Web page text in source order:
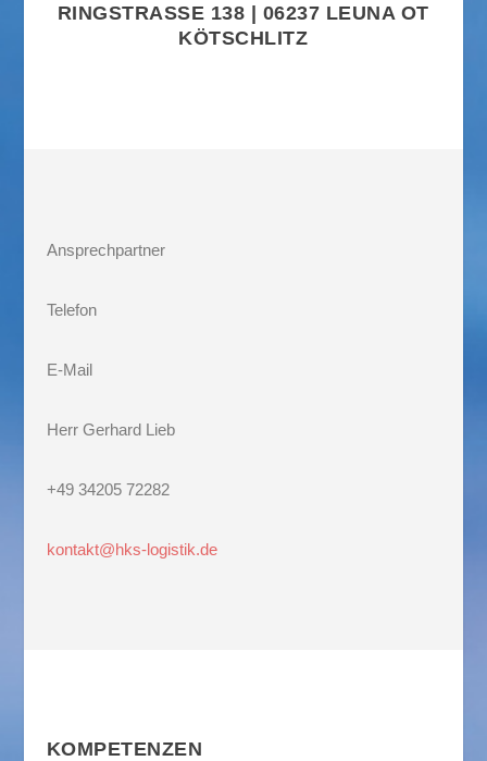
RINGSTRASSE 138 | 06237 LEUNA OT K
ÖTSCHLITZ
Ansprechpartner
Telefon
E-Mail
Herr Gerhard Lieb
+49 34205 72282
kontakt@hks-logistik.de
KOMPETENZEN